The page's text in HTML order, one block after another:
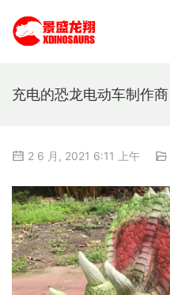
充电的恐龙电动车制作商
2 6 月, 2021 6:11 上午